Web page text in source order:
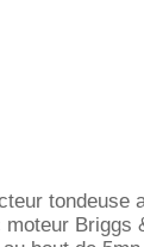
tondeuse
moteur Briggs